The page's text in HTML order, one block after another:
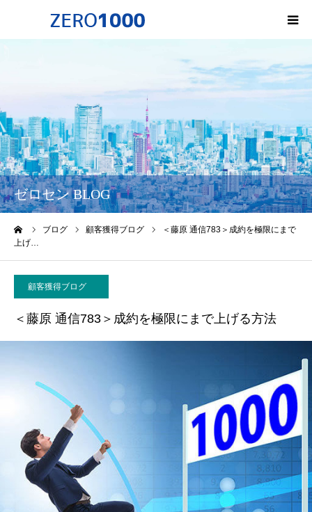
ゼロセン BLOG
ブログ 顧客獲得ブログ
＜藤原 通信783＞成約を極限にまで
上げ…
顧客獲得ブログ
＜藤原 通信783＞成約を極限にまで上げる方法
サービス一覧・料金
会社概要